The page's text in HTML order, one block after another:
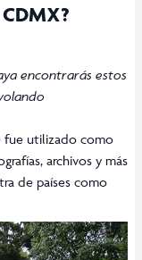
CDMX?
encontrarás estos
fue utilizado como
archivos y más
de países como